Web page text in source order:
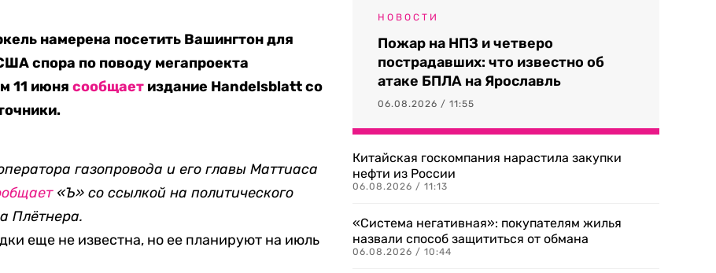
намерена посетить Вашингтон для
спора по поводу мегапроекта
11 июнясообщает издание Handelsblatt со
газопровода и его главы Маттиаса
«Ъ» со ссылкой на политического
Плётнера.
еще не известна, но ее планируют на июль
НОВОСТИ
Пожар на НПЗ и четверо
пострадавших: что известно об
атаке БПЛА на Ярославль
06.08.2026 / 11:55
Китайская госкомпания нарастила закупки
нефти из России
06.08.2026 / 11:13
«Система негативная»: покупателям жилья
назвали способ защититься от обмана
06.08.2026 / 10:44